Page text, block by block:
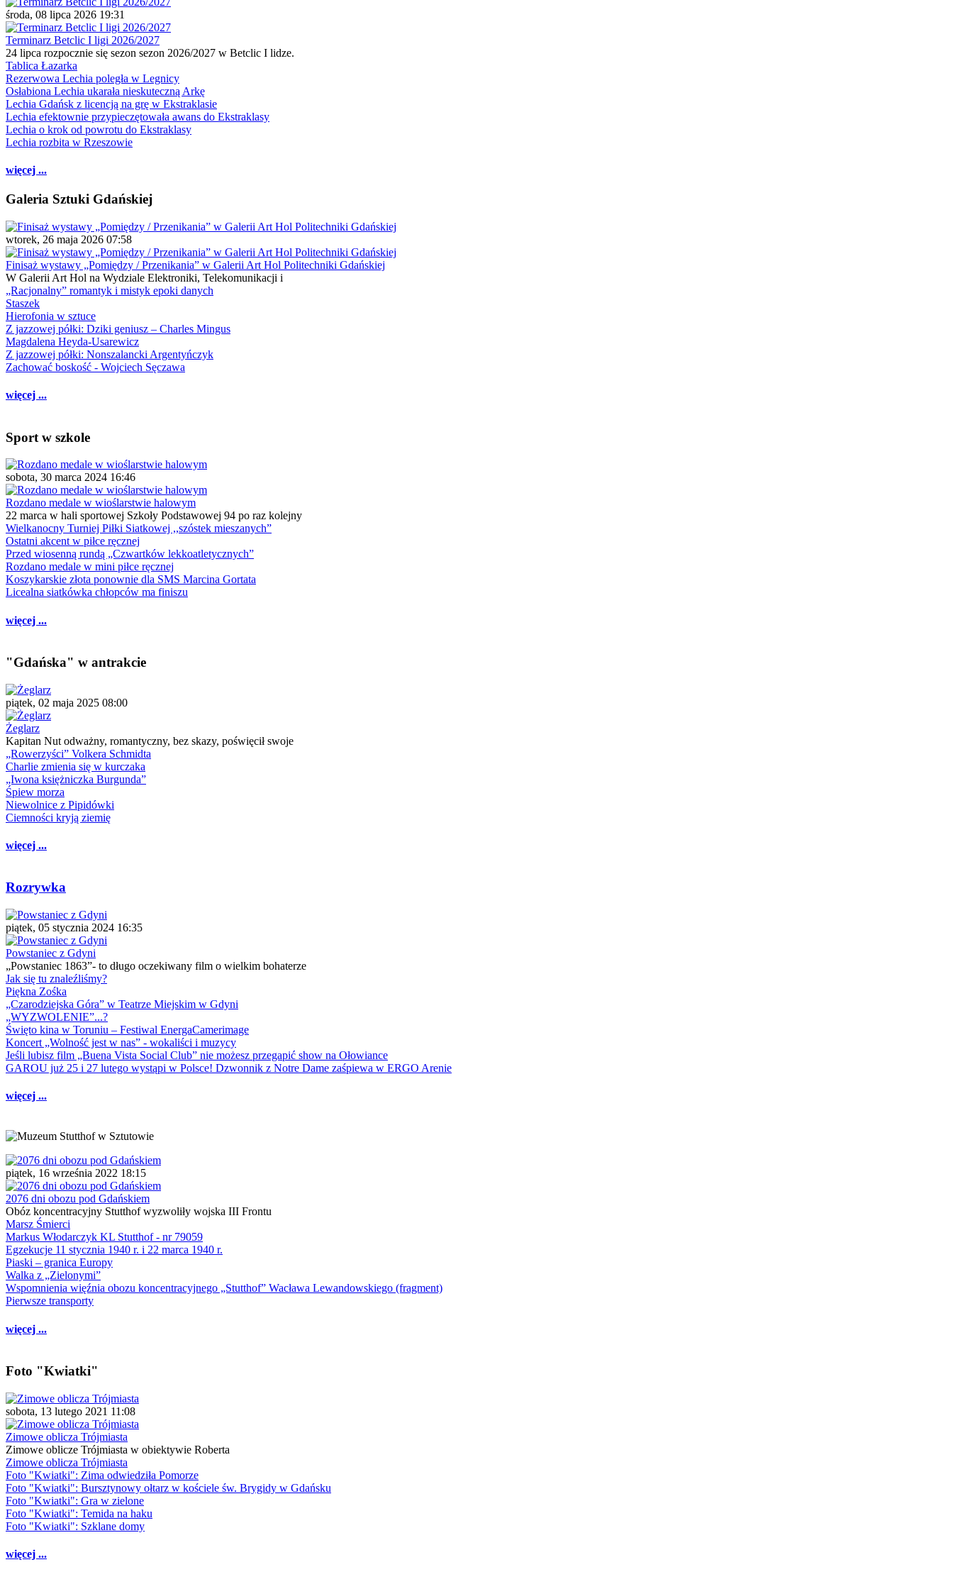
środa, 08 lipca 2026 19:31
Terminarz Betclic I ligi 2026/2027
24 lipca rozpocznie się sezon sezon 2026/2027 w Betclic I lidze.
Tablica Łazarka
Rezerwowa Lechia poległa w Legnicy
Osłabiona Lechia ukarała nieskuteczną Arkę
Lechia Gdańsk z licencją na grę w Ekstraklasie
Lechia efektownie przypieczętowała awans do Ekstraklasy
Lechia o krok od powrotu do Ekstraklasy
Lechia rozbita w Rzeszowie
więcej ...
Galeria Sztuki Gdańskiej
wtorek, 26 maja 2026 07:58
Finisaż wystawy „Pomiędzy / Przenikania” w Galerii Art Hol Politechniki Gdańskiej
W Galerii Art Hol na Wydziale Elektroniki, Telekomunikacji i
„Racjonalny” romantyk i mistyk epoki danych
Staszek
Hierofonia w sztuce
Z jazzowej półki: Dziki geniusz – Charles Mingus
Magdalena Heyda-Usarewicz
Z jazzowej półki: Nonszalancki Argentyńczyk
Zachować boskość - Wojciech Sęczawa
więcej ...
Sport w szkole
sobota, 30 marca 2024 16:46
Rozdano medale w wioślarstwie halowym
22 marca w hali sportowej Szkoły Podstawowej 94 po raz kolejny
Wielkanocny Turniej Piłki Siatkowej ,,szóstek mieszanych”
Ostatni akcent w piłce ręcznej
Przed wiosenną rundą „Czwartków lekkoatletycznych”
Rozdano medale w mini piłce ręcznej
Koszykarskie złota ponownie dla SMS Marcina Gortata
Licealna siatkówka chłopców ma finiszu
więcej ...
"Gdańska" w antrakcie
piątek, 02 maja 2025 08:00
Żeglarz
Kapitan Nut odważny, romantyczny, bez skazy, poświęcił swoje
„Rowerzyści” Volkera Schmidta
Charlie zmienia się w kurczaka
„Iwona księżniczka Burgunda”
Śpiew morza
Niewolnice z Pipidówki
Ciemności kryją ziemię
więcej ...
Rozrywka
piątek, 05 stycznia 2024 16:35
Powstaniec z Gdyni
„Powstaniec 1863”- to długo oczekiwany film o wielkim bohaterze
Jak się tu znaleźliśmy?
Piękna Zośka
„Czarodziejska Góra” w Teatrze Miejskim w Gdyni
„WYZWOLENIE”...?
Święto kina w Toruniu – Festiwal EnergaCamerimage
Koncert „Wolność jest w nas” - wokaliści i muzycy
Jeśli lubisz film „Buena Vista Social Club” nie możesz przegapić show na Ołowiance
GAROU już 25 i 27 lutego wystąpi w Polsce! Dzwonnik z Notre Dame zaśpiewa w ERGO Arenie
więcej ...
piątek, 16 września 2022 18:15
2076 dni obozu pod Gdańskiem
Obóz koncentracyjny Stutthof wyzwoliły wojska III Frontu
Marsz Śmierci
Markus Włodarczyk KL Stutthof - nr 79059
Egzekucje 11 stycznia 1940 r. i 22 marca 1940 r.
Piaski – granica Europy
Walka z „Zielonymi”
Wspomnienia więźnia obozu koncentracyjnego „Stutthof” Wacława Lewandowskiego (fragment)
Pierwsze transporty
więcej ...
Foto "Kwiatki"
sobota, 13 lutego 2021 11:08
Zimowe oblicza Trójmiasta
Zimowe oblicze Trójmiasta w obiektywie Roberta
Zimowe oblicza Trójmiasta
Foto "Kwiatki": Zima odwiedziła Pomorze
Foto "Kwiatki": Bursztynowy ołtarz w kościele św. Brygidy w Gdańsku
Foto "Kwiatki": Gra w zielone
Foto "Kwiatki": Temida na haku
Foto "Kwiatki": Szklane domy
więcej ...